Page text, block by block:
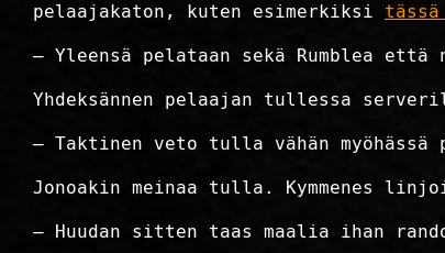
pelaajakaton, kuten esimerkiksi tässä
– Yleensä pelataan sekä Rumblea
Yhdeksännen pelaajan tullessa
– Taktinen veto tulla vähän
Jonoakin meinaa tulla. Kymmenes
– Huudan sitten taas maalia ihan